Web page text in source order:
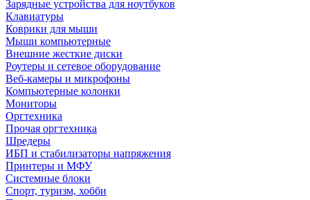
Зарядные устройства для ноутбуков
Клавиатуры
Коврики для мыши
Мыши компьютерные
Внешние жесткие диски
Роутеры и сетевое оборудование
Веб-камеры и микрофоны
Компьютерные колонки
Мониторы
Оргтехника
Прочая оргтехника
Шредеры
ИБП и стабилизаторы напряжения
Принтеры и МФУ
Системные блоки
Спорт, туризм, хобби